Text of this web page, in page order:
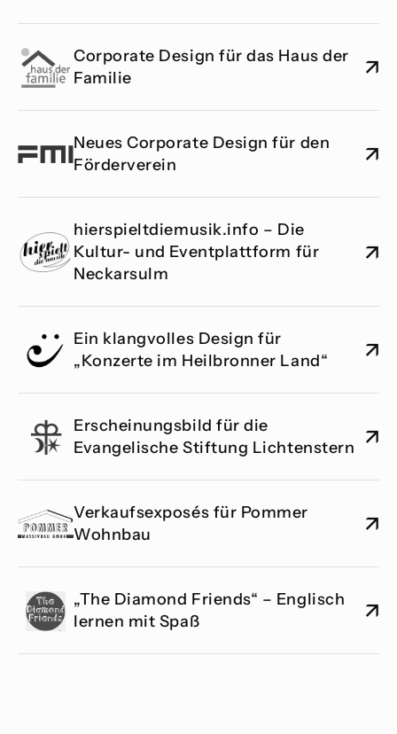
Corporate Design für das Haus der
Familie
↗
Neues Corporate Design für den
Förderverein
↗
hierspieltdiemusik.info – Die
Kultur- und Eventplattform für
Neckarsulm
↗
Ein klangvolles Design für
„Konzerte im Heilbronner Land“
↗
Erscheinungsbild für die
Evangelische Stiftung Lichtenstern
↗
Verkaufsexposés für Pommer
Wohnbau
↗
„The Diamond Friends“ – Englisch
lernen mit Spaß
↗